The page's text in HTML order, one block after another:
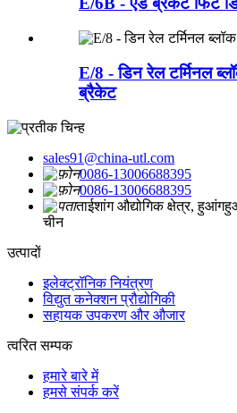
E/8 - डिन रेल टर्मिनल
ब्रैकेट
sales91@china-utl.com
0086-13006688395
0086-13006688395
ताईशांग औद्योगिक क्षेत्र,
चीन
उत्पादों
इलेक्ट्रॉनिक नियंत्रण
विद्युत कनेक्शन प्रौद्योगिकी
सहायक उपकरण और औजार
त्वरित सम्पक
हमारे बारे में
हमसे संपर्क करें